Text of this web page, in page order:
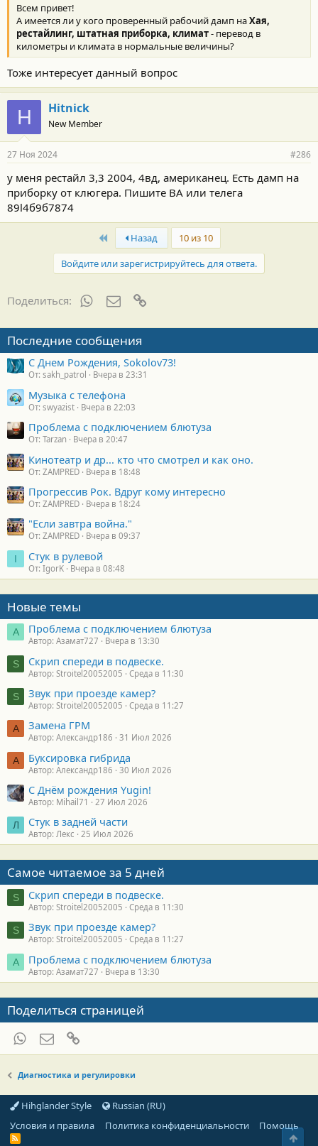
Всем привет!
А имеется ли у кого проверенный рабочий дамп наХая,
рестайлинг, штатная приборка, климат- перевод в
километры и климата в нормальные величины?
Тоже интересует данный вопрос
H Hitnick
New Member
27 Ноя 2024 #286
у меня рестайл 3,3 2004, 4вд, американец. Есть дамп на
приборку от клюгера. Пишите ВА или телега
89l4б9б7874
First Назад
10 из 10
Войдите или зарегистрируйтесь для ответа.
Поделиться: WhatsAppЭлектронная почта
Последние сообщения
С Днем Рождения, Sokolov73!
От: sakh_patrol Вчера в 23:31
Музыка с телефона
От: swyazist Вчера в 22:03
Проблема с подключением блютуза
От: Tarzan Вчера в 20:47
Кинотеатр и др... кто что смотрел и как оно.
От: ZAMPRED Вчера в 18:48
Прогрессив Рок. Вдруг кому интересно
От: ZAMPRED Вчера в 18:24
"Если завтра война."
От: ZAMPRED Вчера в 09:37
I Стук в рулевой
От: IgorK Вчера в 08:48
Новые темы
А Проблема с подключением блютуза
Автор: Азамат727 Вчера в 13:30
S Скрип спереди в подвеске.
Автор: Stroitel20052005 Среда в 11:30
S Звук при проезде камер?
Автор: Stroitel20052005 Среда в 11:27
А Замена ГРМ
Автор: Александр186 31 Июл 2026
А Буксировка гибрида
Автор: Александр186 30 Июл 2026
С Днём рождения Yugin!
Автор: Mihail71 27 Июл 2026
Л Стук в задней части
Автор: Лекс 25 Июл 2026
Самое читаемое за 5 дней
S Скрип спереди в подвеске.
Автор: Stroitel20052005 Среда в 11:30
S Звук при проезде камер?
Автор: Stroitel20052005 Среда в 11:27
А Проблема с подключением блютуза
Автор: Азамат727 Вчера в 13:30
Поделиться страницей
WhatsAppЭлектронная почта
Диагностика и регулировки
Hihglander Style
Russian (RU)
Условия и правила
Политика конфиденциальности Помощь
R